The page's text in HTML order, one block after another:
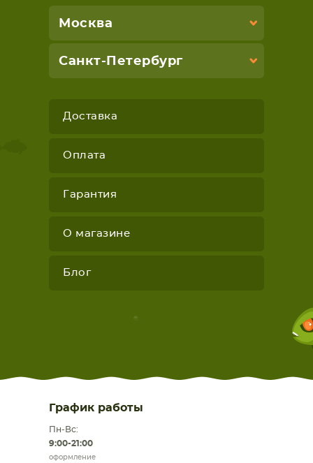
Москва
Санкт-Петербург
Доставка
Оплата
Гарантия
О магазине
Блог
График работы
Пн-Вс:
9:00-21:00
оформление